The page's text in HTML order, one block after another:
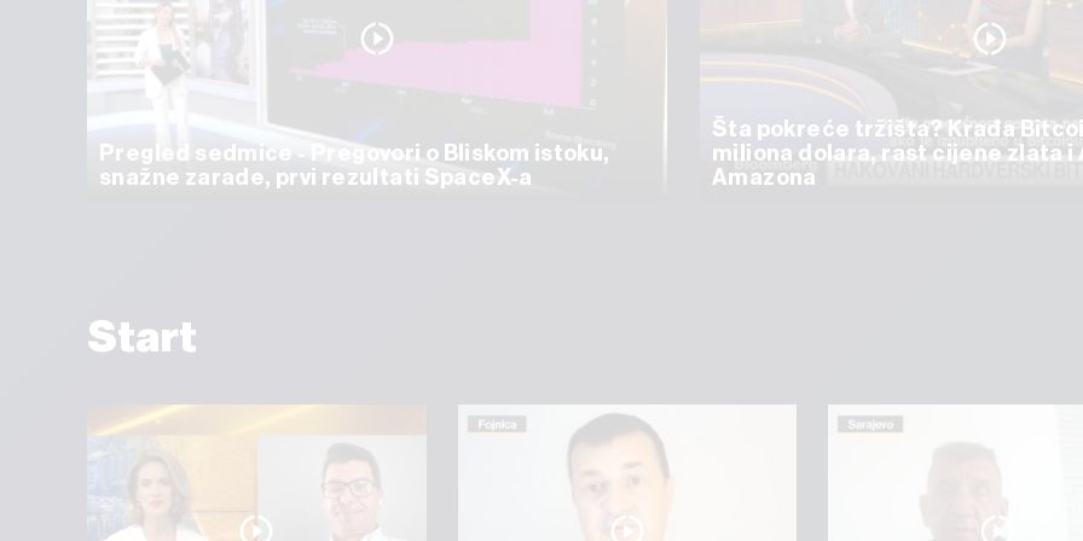
Pregled sedmice - Pregovori o Bliskom istoku,
snažne zarade, prvi rezultati SpaceX-a
Šta pokreće tržišta? Krađa
miliona dolara, rast cijene zlata i
Amazona
Start